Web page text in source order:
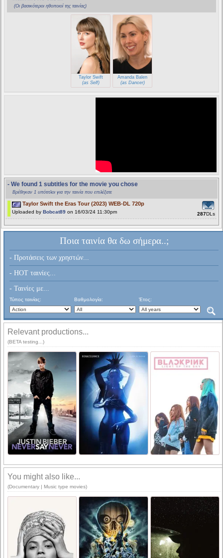
(Οι βασικότεροι ηθοποιοί της ταινίας)
Taylor Swift
(as Self)
Amanda Balen
(as Dancer)
- We found 1 subtitles for the movie you chose
Βρέθηκαν 1 υπότιτλοι για την ταινία που επιλέξατε
Taylor Swift the Eras Tour (2023) WEB-DL 720p
Uploaded by Bobcat89 on 16/03/24 11:30pm 287DLs
Ποια ταινία θα δω σήμερα..;
- Προτάσεις των χρηστών...
- HOT ταινίες...
- Ταινίες με...
Τύπος ταινίας: Βαθμολογία: Έτος:
Relevant productions...
(BETA testing...)
You might also like...
(Documentary | Music type movies)